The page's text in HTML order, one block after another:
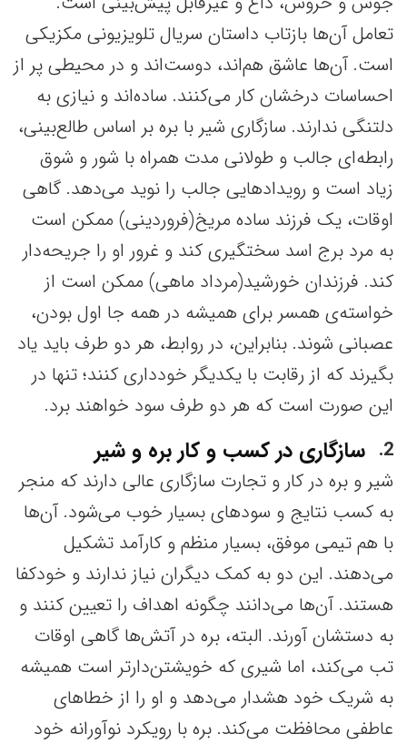
تعامل آن‌ها بازتاب داستان سریال تلویزیونی مکزیکی
است. آن‌ها عاشق هم‌اند، دوست‌اند و در محیطی پر از
احساسات درخشان کار می‌کنند. ساده‌اند و نیازی به
دلتنگی ندارند. سازگاری شیر با بره بر اساس طالع‌بینی،
رابطه‌ای جالب و طولانی مدت همراه با شور‌ و شوق
زیاد است و رویدادهایی جالب را نوید می‌دهد. گاهی
اوقات، یک فرزند ساده مریخ(فروردینی) ممکن است
به مرد برج اسد سختگیری کند و غرور او را جریحه‌دار
کند. فرزندان خورشید(مرداد ماهی) ممکن است از
خواسته‌ی همسر برای همیشه در همه جا اول بودن،
عصبانی شوند. بنابراین، در روابط، هر دو طرف باید یاد
بگیرند که از رقابت با یکدیگر خودداری کنند؛ تنها در
این صورت است که هر دو طرف سود خواهند برد.
2
سازگاری در کسب و کار بره و شیر
شیر و بره در کار و تجارت سازگاری عالی دارند که منجر
به کسب نتایج و سودهای بسیار خوب می‌شود. آن‌ها
با هم تیمی موفق، بسیار منظم و کارآمد تشکیل
می‌دهند. این دو به کمک دیگران نیاز ندارند و خودکفا
هستند. آن‌ها می‌دانند چگونه اهداف را تعیین کنند و
به دستشان آورند. البته، بره در آتش‌ها گاهی اوقات
تب می‌کند، اما شیری که خویشتن‌دارتر است همیشه
به شریک خود هشدار می‌دهد و او را از خطاهای
عاطفی محافظت می‌کند. بره با رویکرد نوآورانه خود